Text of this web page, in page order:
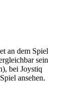
an dem Spiel
sein
bei Joystiq
ansehen.